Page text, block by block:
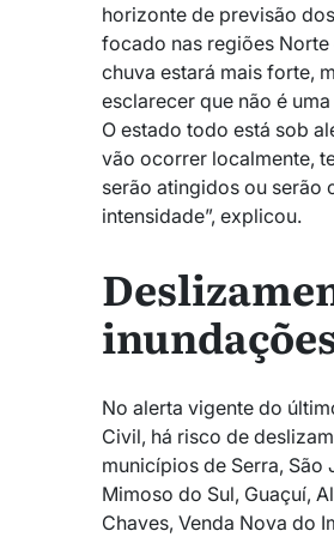
horizonte de previsão
focado nas regiões Norte
chuva estará mais forte,
esclarecer que não é
O estado todo está sob
vão ocorrer localmente,
serão atingidos ou serão
intensidade”, explicou.
No alerta vigente do
Civil, há risco de
municípios de Serra, São
Mimoso do Sul, Guaçuí,
Chaves, Venda Nova do